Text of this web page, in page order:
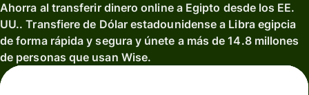
Ahorra al transferir dinero online a Egipto desde los EE.
UU.. Transfiere de Dólar estadounidense a Libra egipcia
de forma rápida y segura y únete a más de 14.8 millones
de personas que usan Wise.